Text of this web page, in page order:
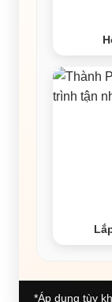
*Áp dụng tùy